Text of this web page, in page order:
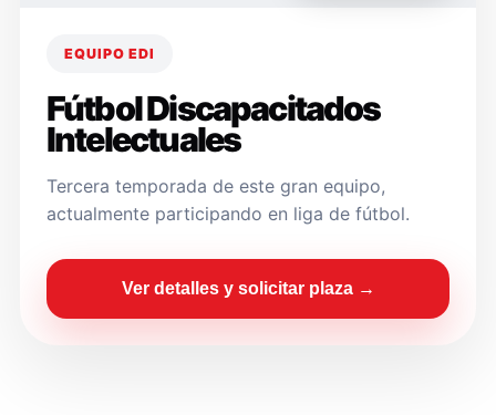
EQUIPO EDI
Fútbol Discapacitados
Intelectuales
Tercera temporada de este gran equipo,
actualmente participando en liga de fútbol.
Ver detalles y solicitar plaza →